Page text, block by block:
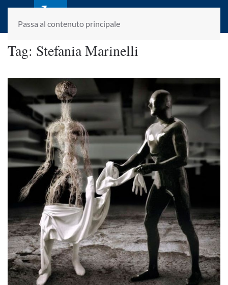
Passa al contenuto principale
laletteraturaenoi.it
fondato da Romano Luperini
Tag: Stefania Marinelli